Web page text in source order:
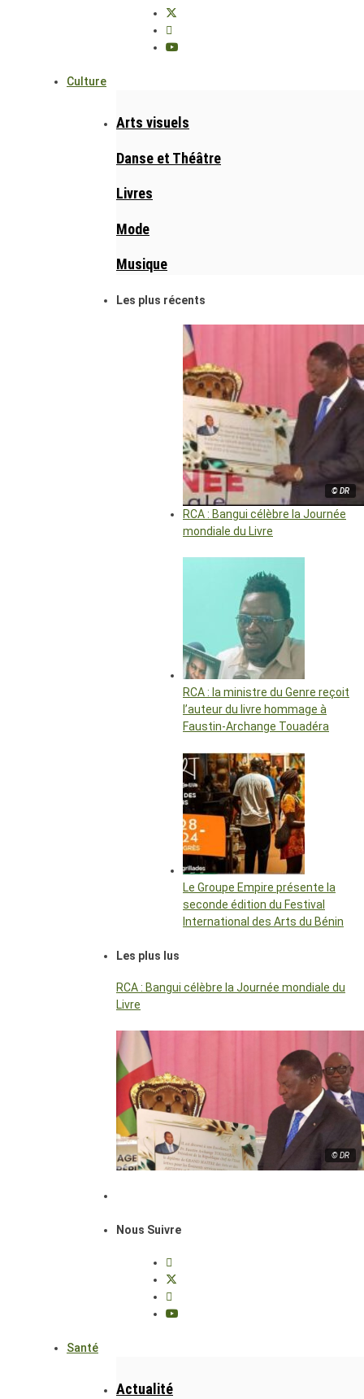
Culture
Arts visuels
Danse et Théâtre
Livres
Mode
Musique
Les plus récents
© DR
RCA : Bangui célèbre la Journée
mondiale du Livre
RCA : la ministre du Genre reçoit
l’auteur du livre hommage à
Faustin-Archange Touadéra
Le Groupe Empire présente la
seconde édition du Festival
International des Arts du Bénin
Les plus lus
RCA : Bangui célèbre la Journée mondiale du
Livre
© DR
Nous Suivre
Santé
Actualité